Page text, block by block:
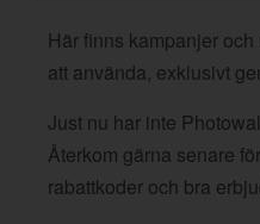
Här finns kampanjer
att använda, exklusivt
Just nu har inte
Återkom gärna senare
rabattkoder och bra